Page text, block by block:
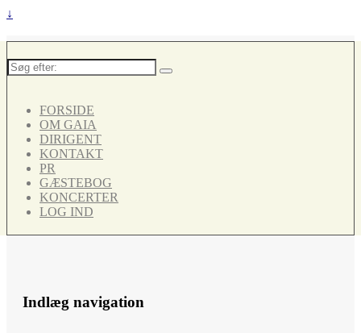
↓
Søg
efter:
FORSIDE
OM GAIA
DIRIGENT
KONTAKT
PR
GÆSTEBOG
KONCERTER
LOG IND
Indlæg navigation